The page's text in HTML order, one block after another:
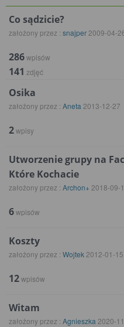
Co sądzicie?
założony przez : snajper 2009-04-
286wpisów
141 zdjęć
Osika
założony przez : Aneta 2013-12-27
2wpisy
Utworzenie grupy na
Które Kochacie
założony przez : Archon+ 2018-09-
6wpisów
Koszty
założony przez : Wojtek 2012-01-15
12wpisów
Witam
założony przez : Agnieszka2020-